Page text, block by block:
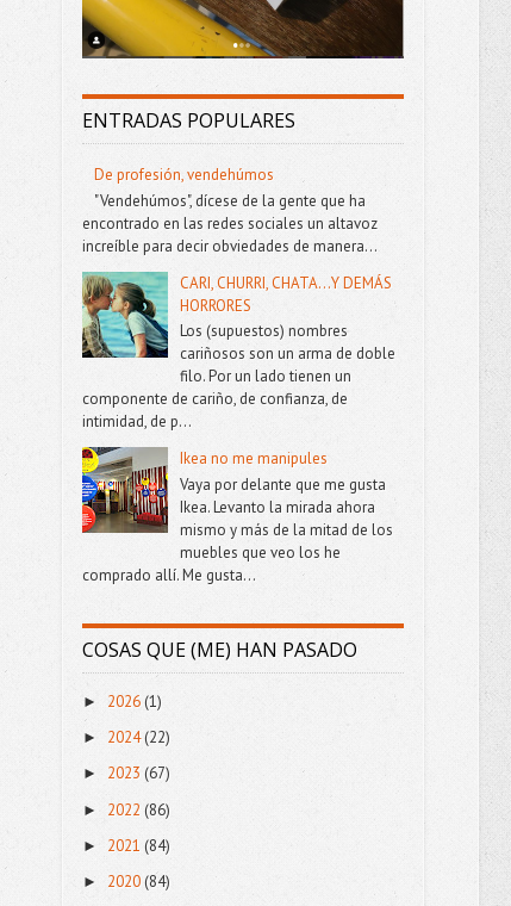
ENTRADAS POPULARES
De profesión, vendehúmos
"Vendehúmos", dícese de la gente que ha
encontrado en las redes sociales un altavoz
increíble para decir obviedades de manera...
CARI, CHURRI, CHATA...Y DEMÁS
HORRORES
Los (supuestos) nombres
cariñosos son un arma de doble
filo. Por un lado tienen un
componente de cariño, de confianza, de
intimidad, de p...
Ikea no me manipules
Vaya por delante que me gusta
Ikea. Levanto la mirada ahora
mismo y más de la mitad de los
muebles que veo los he
comprado allí. Me gusta...
COSAS QUE (ME) HAN PASADO
► 2026 (1)
► 2024(22)
► 2023 (67)
► 2022 (86)
► 2021 (84)
► 2020(84)